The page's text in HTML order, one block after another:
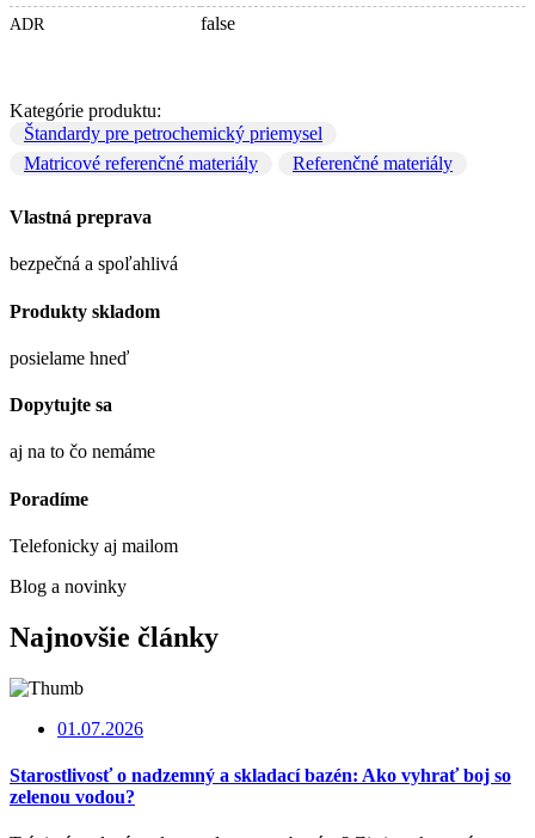
ADR false
Kategórie produktu:
Štandardy pre petrochemický priemysel
Matricové referenčné materiály
Referenčné materiály
Vlastná preprava
bezpečná a spoľahlivá
Produkty skladom
posielame hneď
Dopytujte sa
aj na to čo nemáme
Poradíme
Telefonicky aj mailom
Blog a novinky
Najnovšie články
01.07.2026
Starostlivosť o nadzemný a skladací bazén: Ako vyhrať boj so
zelenou vodou?